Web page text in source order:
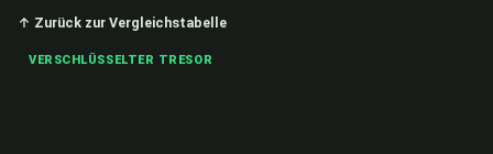
↑ Zurück zur Vergleichstabelle
VERSCHLÜSSELTER TRESOR